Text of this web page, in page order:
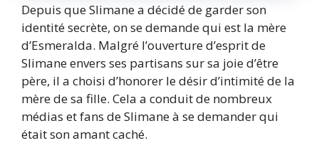
Depuis que Slimane a décidé de garder son
identité secrète, on se demande qui est la mère
d’Esmeralda. Malgré l’ouverture d’esprit de
Slimane envers ses partisans sur sa joie d’être
père, il a choisi d’honorer le désir d’intimité de la
mère de sa fille. Cela a conduit de nombreux
médias et fans de Slimane à se demander qui
était son amant caché.